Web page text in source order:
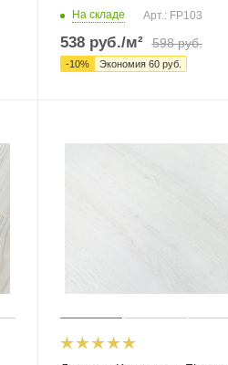
На складе Арт.: FP103
538руб./м² 598руб.
-10% Экономия 60руб.